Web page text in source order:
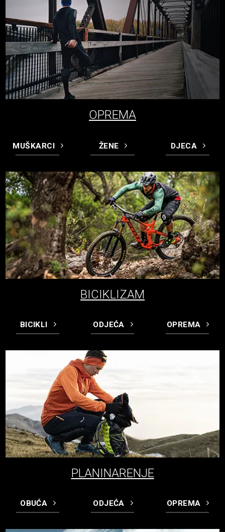
OPREMA
MUŠKARCI ŽENE DJECA
BICIKLIZAM
BICIKLI ODJEĆA OPREMA
PLANINARENJE
OBUĆA ODJEĆA OPREMA